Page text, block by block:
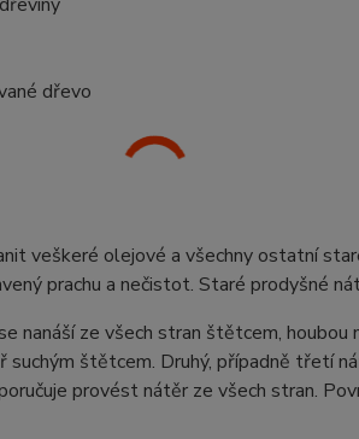
dřevo
veškeré olejové a všechny ostatní
prachu a nečistot. Staré prodyšné
nanáší ze všech stran štětcem,
štětcem. Druhý, případně třetí
provést nátěr ze všech stran.